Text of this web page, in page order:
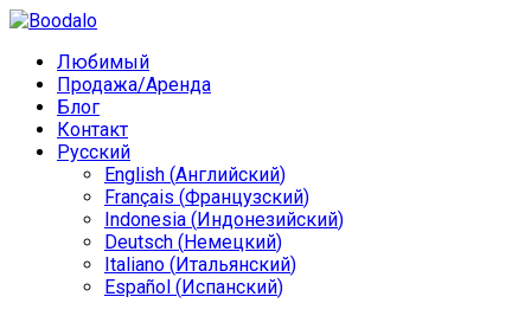
Любимый
Продажа/Аренда
Блог
Контакт
Русский
English (Английский)
Français (Французский)
Indonesia (Индонезийский)
Deutsch (Немецкий)
Italiano (Итальянский)
Español (Испанский)